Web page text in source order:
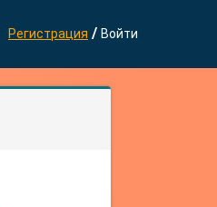
Регистрация / Войти